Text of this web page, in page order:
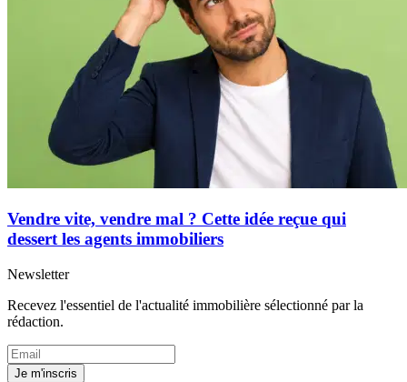
Vendre vite, vendre mal ? Cette idée reçue qui
dessert les agents immobiliers
Newsletter
Recevez l'essentiel de l'actualité immobilière sélectionné par la
rédaction.
Je m'inscris